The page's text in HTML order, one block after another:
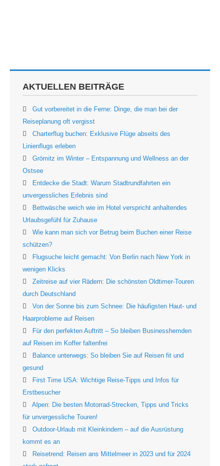
AKTUELLEN BEITRÄGE
Gut vorbereitet in die Ferne: Dinge, die man bei der
Reiseplanung oft vergisst
Charterflug buchen: Exklusive Flüge abseits des
Linienflugs erleben
Grömitz im Winter – Entspannung und Wellness an der
Ostsee
Entdecke die Stadt: Warum Stadtrundfahrten ein
unvergessliches Erlebnis sind
Bettwäsche weich wie im Hotel verspricht anhaltendes
Urlaubsgefühl für Zuhause
Wie kann man sich vor Betrug beim Buchen einer Reise
schützen?
Flugsuche leicht gemacht: Von Berlin nach New York in
wenigen Klicks
Zeitreise auf vier Rädern: Die schönsten Oldtimer-Touren
durch Deutschland
Von der Sonne bis zum Schnee: Die häufigsten Haut- und
Haarprobleme auf Reisen
Für den perfekten Auftritt – So bleiben Businesshemden
auf Reisen im Koffer faltenfrei
Balance unterwegs: So bleiben Sie auf Reisen fit und
gesund
First Time USA: Wichtige Reise-Tipps und Infos für
Erstbesucher
Alpen: Die besten Motorrad-Strecken, Tipps und Tricks
für unvergessliche Touren!
Outdoor-Urlaub mit Kleinkindern – auf die Ausrüstung
kommt es an
Reisetrend: Reisen ans Mittelmeer in 2023 und für 2024